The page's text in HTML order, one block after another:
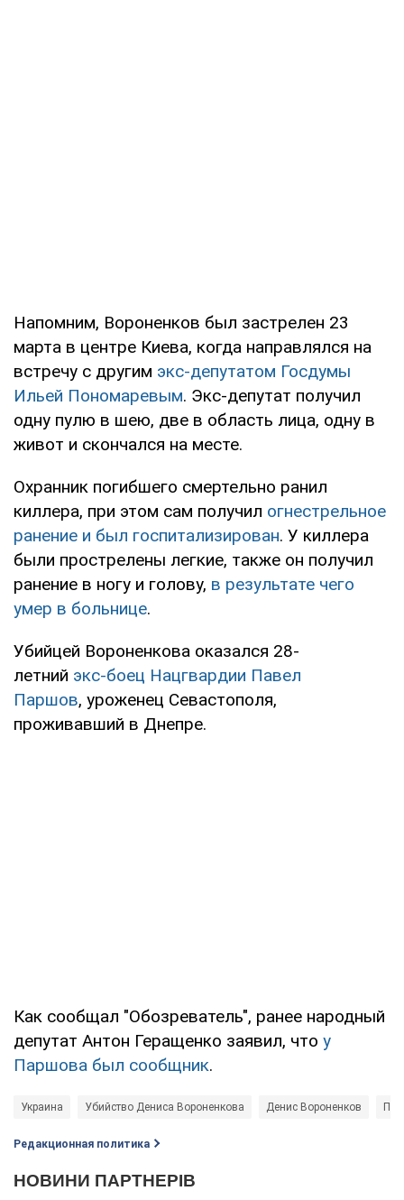
Напомним, Вороненков был застрелен 23
марта в центре Киева, когда направлялся на
встречу с другим экс-депутатом Госдумы
Ильей Пономаревым. Экс-депутат получил
одну пулю в шею, две в область лица, одну в
живот и скончался на месте.
Охранник погибшего смертельно ранил
киллера, при этом сам получил огнестрельное
ранение и был госпитализирован. У киллера
были прострелены легкие, также он получил
ранение в ногу и голову, в результате чего
умер в больнице.
Убийцей Вороненкова оказался 28-
летний экс-боец Нацгвардии Павел
Паршов, уроженец Севастополя,
проживавший в Днепре.
Как сообщал "Обозреватель", ранее народный
депутат Антон Геращенко заявил, что у
Паршова был сообщник.
Украина Убийство Дениса Вороненкова Денис Вороненков
Редакционная политика